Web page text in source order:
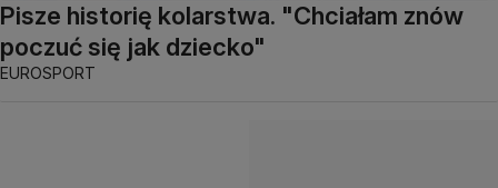
Pisze historię kolarstwa. "Chciałam znów
poczuć się jak dziecko"
EUROSPORT